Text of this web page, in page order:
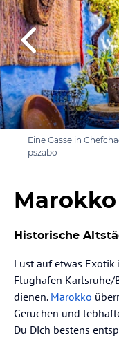
Eine Gasse in
pszabo
Historische
Lust auf etwas
Flughafen Karlsruhe/
dienen. Marokko
Gerüchen und
Du Dich bestens